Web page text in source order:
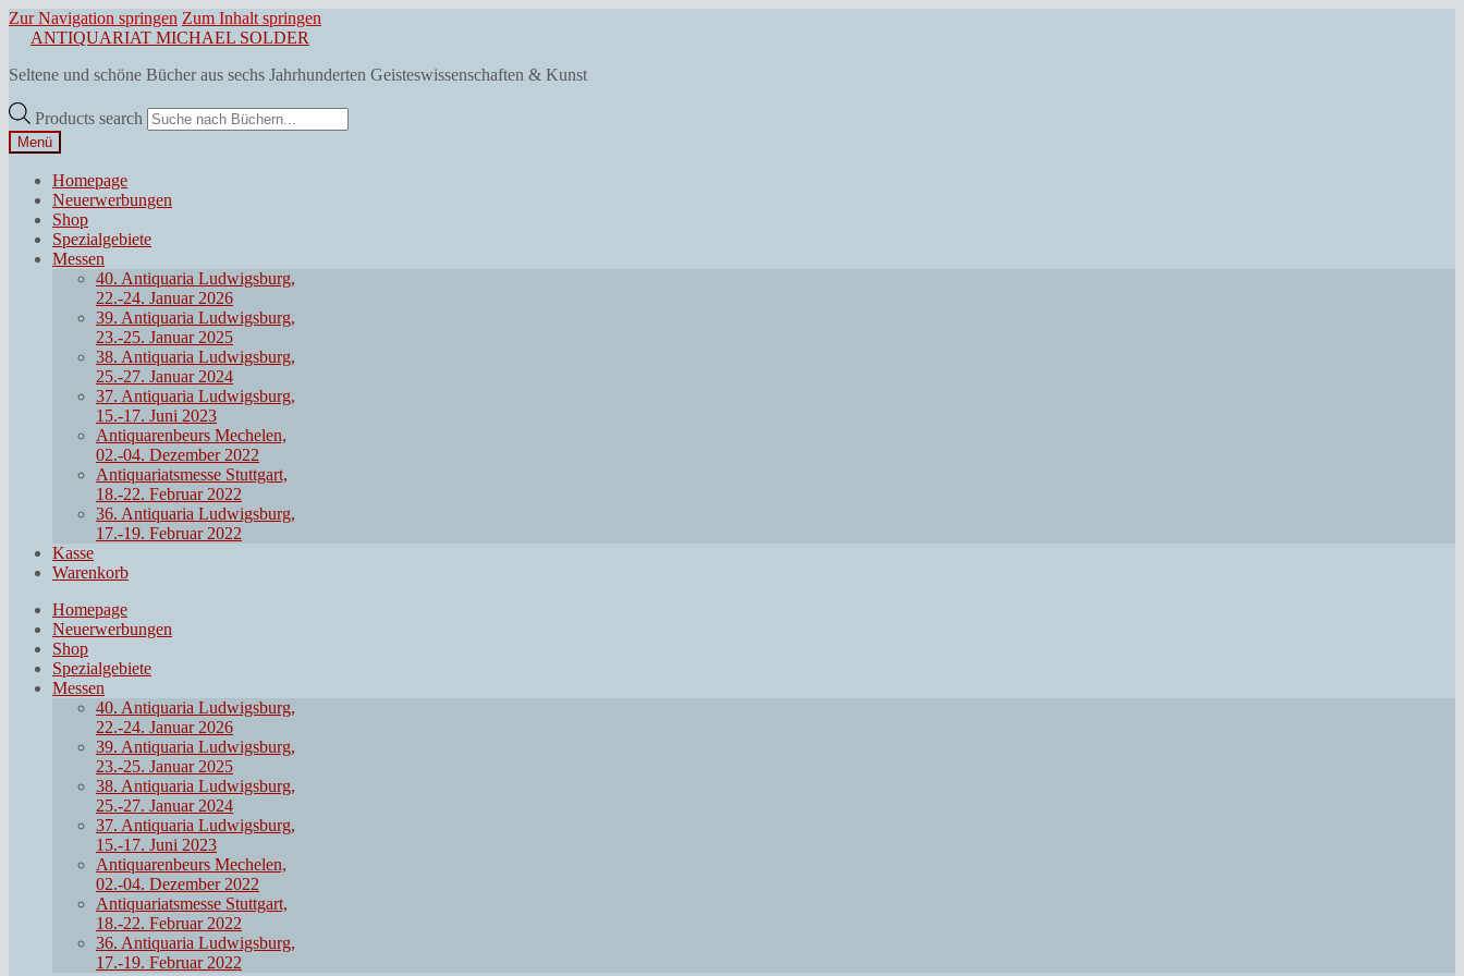
Zur Navigation springen Zum Inhalt springen
ANTIQUARIAT MICHAEL SOLDER
Seltene und schöne Bücher aus sechs Jahrhunderten Geisteswissenschaften & Kunst
Products search
Menü
Homepage
Neuerwerbungen
Shop
Spezialgebiete
Messen
40. Antiquaria Ludwigsburg,
22.-24. Januar 2026
39. Antiquaria Ludwigsburg,
23.-25. Januar 2025
38. Antiquaria Ludwigsburg,
25.-27. Januar 2024
37. Antiquaria Ludwigsburg,
15.-17. Juni 2023
Antiquarenbeurs Mechelen,
02.-04. Dezember 2022
Antiquariatsmesse Stuttgart,
18.-22. Februar 2022
36. Antiquaria Ludwigsburg,
17.-19. Februar 2022
Kasse
Warenkorb
Homepage
Neuerwerbungen
Shop
Spezialgebiete
Messen
40. Antiquaria Ludwigsburg,
22.-24. Januar 2026
39. Antiquaria Ludwigsburg,
23.-25. Januar 2025
38. Antiquaria Ludwigsburg,
25.-27. Januar 2024
37. Antiquaria Ludwigsburg,
15.-17. Juni 2023
Antiquarenbeurs Mechelen,
02.-04. Dezember 2022
Antiquariatsmesse Stuttgart,
18.-22. Februar 2022
36. Antiquaria Ludwigsburg,
17.-19. Februar 2022